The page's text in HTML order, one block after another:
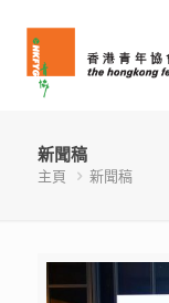
新聞稿
主頁 新聞稿